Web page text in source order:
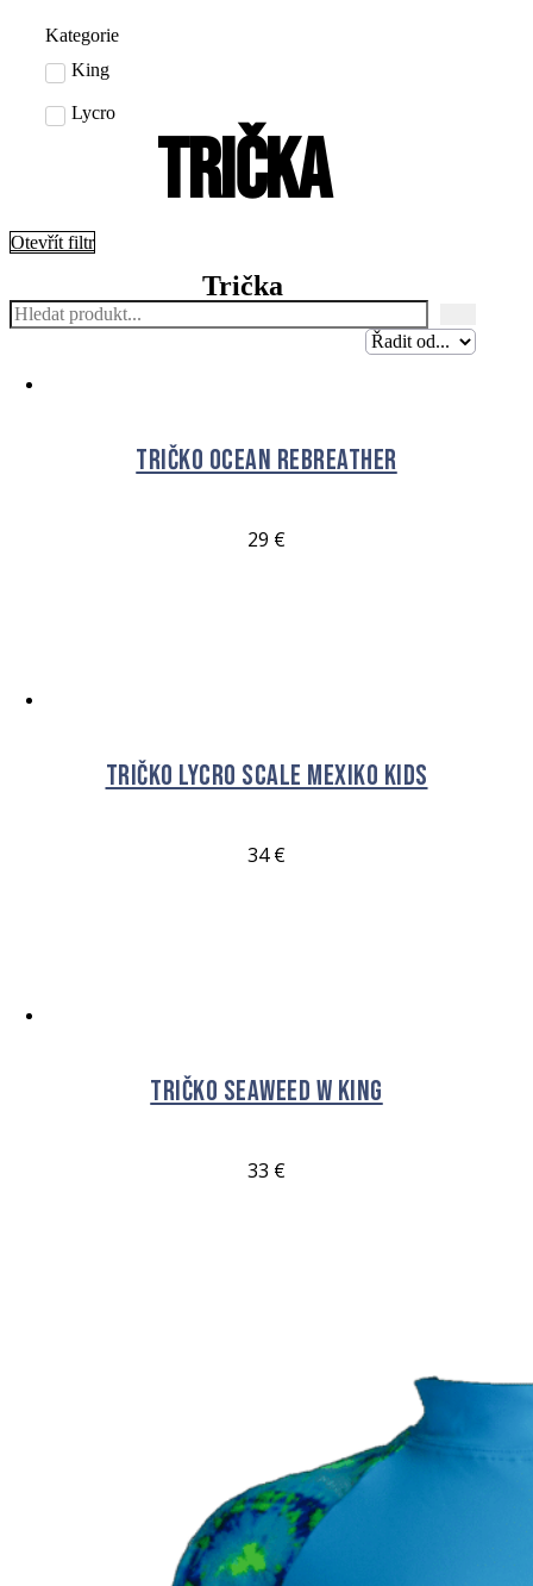
Kategorie
King
Lycro
Trička
Otevřít filtr
Trička
Tričko OCEAN Rebreather
29 €
Tričko Lycro Scale Mexiko Kids
34€
Tričko Seaweed W King
33 €